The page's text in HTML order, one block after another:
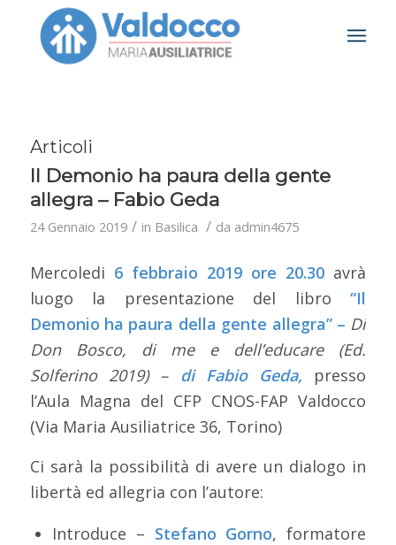
Articoli
Il Demonio ha paura della gente
allegra – Fabio Geda
24 Gennaio 2019 / in Basilica / da admin4675
Mercoledi 6 febbraio 2019 ore 20.30 avrà
luogo la presentazione del libro“Il
Demonio ha paura della gente allegra” – Di
Don Bosco, di me e dell’educare (Ed.
Solferino 2019) – di Fabio Geda, presso
l’Aula Magna del CFP CNOS-FAP Valdocco
(Via Maria Ausiliatrice 36, Torino)
Ci sarà la possibilità di avere un dialogo in
libertà ed allegria con l’autore:
Introduce – Stefano Gorno, formatore